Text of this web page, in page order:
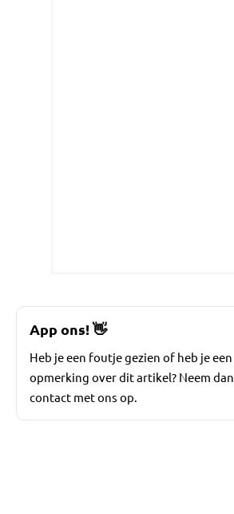
App ons! 👋
Heb je een foutje gezien of heb je een
opmerking over dit artikel? Neem dan
contact met ons op.